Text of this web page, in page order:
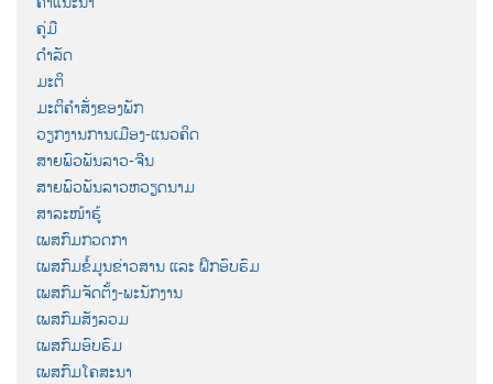
ຄູ່ມື
ດຳລັດ
ມະຕິ
ມະຕິຄຳສັ່ງຂອງພັກ
ວຽກງານການເມືອງ-ແນວຄິດ
ສາຍພົວພັນລາວ-ຈີນ
ສາຍພົວພັນລາວຫວຽດນາມ
ສາລະໜ້າຮູ້
ເພສກົມກວດກາ
ເພສກົມຂໍ້ມູນຂ່າວສານ ແລະ ຝຶກອົບຮົມ
ເພສກົມຈັດຕັ້ງ-ພະນັກງານ
ເພສກົມສັງລວມ
ເພສກົມອົບຮົມ
ເພສກົມໂຄສະນາ